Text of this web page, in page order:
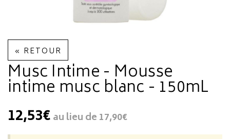
« RETOUR
Musc Intime - Mousse
intime musc blanc - 150mL
12,53€au lieu de17,90€